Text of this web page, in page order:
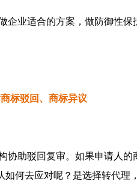
业适合的方案，做防御性
标驳回、商标异议
助驳回复审。如果申请人
何去应对呢？是选择转代